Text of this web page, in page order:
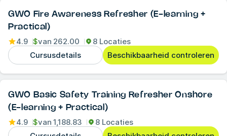
GWO Fire Awareness Refresher (E-learning +
Practical)
4.9 $van 262.00
8 Locaties
Cursusdetails
Beschikbaarheid controleren
GWO Basic Safety Training Refresher Onshore
(E-learning + Practical)
4.9 $van 1,188.83
8 Locaties